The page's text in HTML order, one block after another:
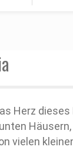
Herz
vielen